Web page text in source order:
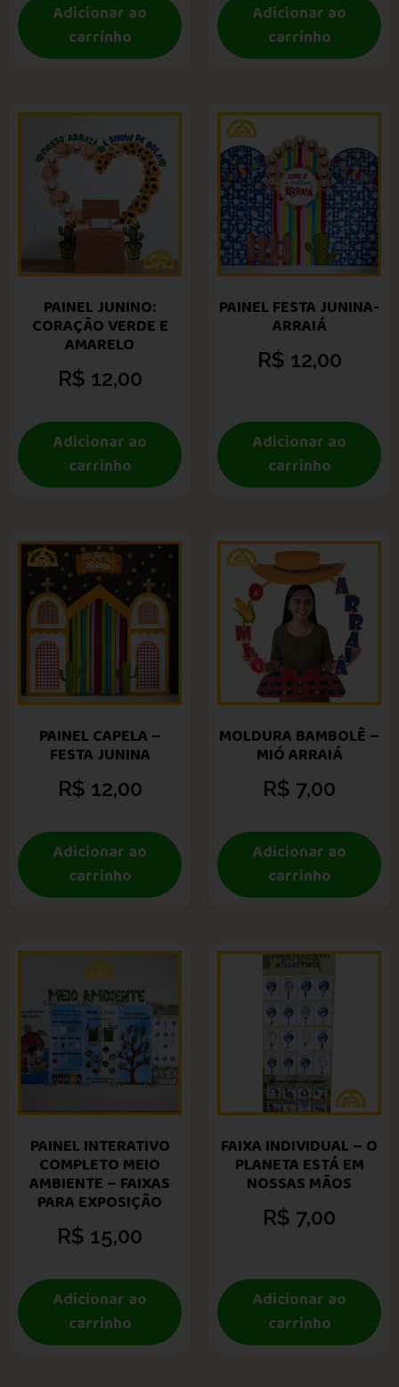
Adicionar ao
carrinho
Adicionar ao
carrinho
PAINEL JUNINO:
CORAÇÃO VERDE E
AMARELO
R$ 12,00
Adicionar ao
carrinho
PAINEL FESTA JUNINA-
ARRAIÁ
R$ 12,00
Adicionar ao
carrinho
PAINEL CAPELA –
FESTA JUNINA
R$ 12,00
Adicionar ao
carrinho
MOLDURA BAMBOLÊ –
MIÓ ARRAIÁ
R$ 7,00
Adicionar ao
carrinho
PAINEL INTERATIVO
COMPLETO MEIO
AMBIENTE – FAIXAS
PARA EXPOSIÇÃO
R$ 15,00
Adicionar ao
carrinho
FAIXA INDIVIDUAL – O
PLANETA ESTÁ EM
NOSSAS MÃOS
R$ 7,00
Adicionar ao
carrinho